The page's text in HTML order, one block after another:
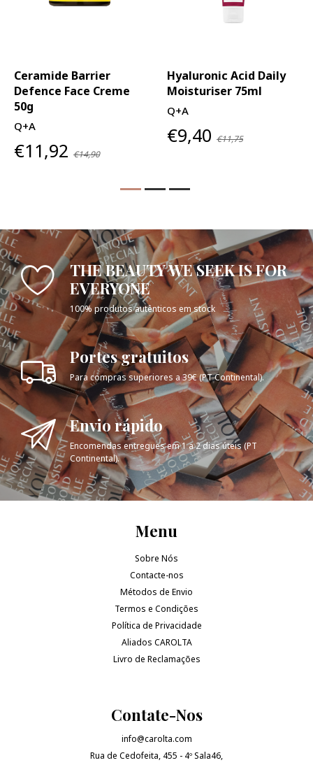
Ceramide Barrier
Defence Face Creme
50g
Q+A
€11,92 €14,90
Hyaluronic Acid Daily
Moisturiser 75ml
Q+A
€9,40 €11,75
THE BEAUTY WE SEEK IS FOR
EVERYONE
100% produtos autênticos em stock
Portes gratuitos
Para compras superiores a 39€ (PT Continental).
Envio rápido
Encomendas entregues em 1 a 2 dias úteis (PT
Continental).
Menu
Sobre Nós
Contacte-nos
Métodos de Envio
Termos e Condições
Política de Privacidade
Afiliados CAROLTA
Livro de Reclamações
Contate-Nos
info@carolta.com
Rua de Cedofeita, 455 - 4º Sala46,